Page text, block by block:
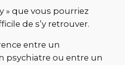
» que vous pourriez
de s’y retrouver.
entre un
psychiatre ou entre un